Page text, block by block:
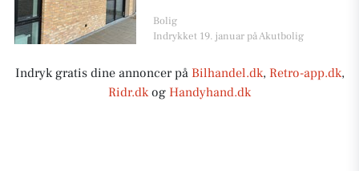
Bolig
Indrykket 19. januar på Akutbolig
Indryk gratis dine annoncer på Bilhandel.dk, Retro-app.dk,
Ridr.dkog Handyhand.dk